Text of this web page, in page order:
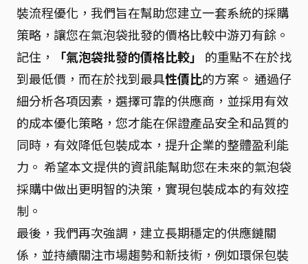
裝流程優化，我們旨在幫助您建立一套系統的採購
策略，讓您在氣泡袋批發的價格比較中游刃有餘。
記住，
「氣泡袋批發的價格比較」
的重點不在於找
到最低價，而在於找到最具性價比的方案。 通過仔
細分析各項因素，選擇可靠的供應商，並採用有效
的成本優化策略，您才能在保證產品安全和品質的
同時，有效降低包裝成本，提升企業的整體盈利能
力。 希望本文提供的資訊能幫助您在未來的氣泡袋
採購中做出更明智的決策，實現包裝成本的有效控
制。
最後，我們再次強調，建立長期穩定的供應鏈關
係，並持續關注市場趨勢和新技術，例如環保包裝